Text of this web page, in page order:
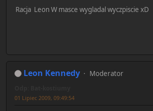
Racja Leon W masce wygladal wyczpiscie xD
Leon Kennedy Moderator
01 Lipiec 2009, 09:49:54